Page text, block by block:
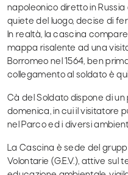
napoleonico diretto in
quiete del luogo, decise di
In realtà, la cascina
mappa risalente ad una
Borromeo nel 1564, ben
collegamento al soldato è
Cà del Soldato dispone di
domenica, in cui il visitatore
nel Parco ed i diversi
La Cascina è sede del
Volontarie (G.E.V.), attive sul